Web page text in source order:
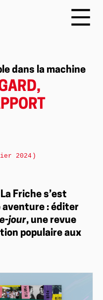
dans la machine
Friche s’est
aventure : éditer
jour, une revue
populaire aux
2024)